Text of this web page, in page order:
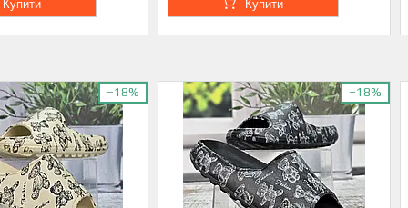
Купити Купити
–18% –18%